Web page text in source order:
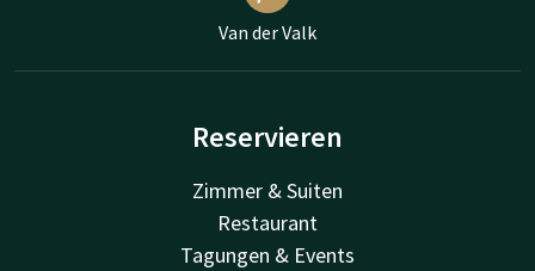
Van der Valk
Reservieren
Zimmer & Suiten
Restaurant
Tagungen & Events